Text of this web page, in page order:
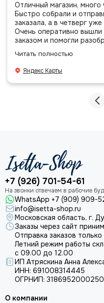
Отличный магазин, много
Быстро собрали и
заказала, а в четверг
Очень оперативно вышли
заказом и помогли
даже есть подарочек,
большое команде!
Читать полностью
Яндекс Карты
+7 (926) 701-54-61
WhatsApp +7 (909) 909-
info@isetta-shop.ru
Московская область, г.
Заказы через сайт
Отправка заказов
Летний режим работы
с 09.00 до 12.00
ИП Атряскина Анна
ИНН: 691008314445
ОГРНИП:
О компании